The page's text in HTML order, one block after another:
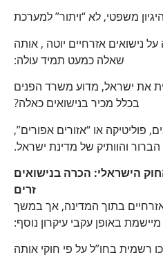
משפטי, לא “ויתור” למערכת
אזרחיים יוטה , אותה
שאלה כמעט תמיד עולה:
את ישראל, מדוע משרד הפנים
בכלל מכיר בנישואים כאלה?
או “אזורים אפורים”,
והוותיק של מדינת ישראל.
הישראלי: הכרה בנישואים
זרים
בתוך המדינה, אך במשך
באופן עקבי עיקרון נוסף:
בחו”ל על פי חוקי אותה